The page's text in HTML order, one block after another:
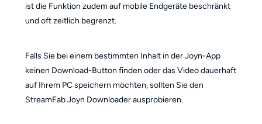
ist die Funktion zudem auf mobile Endgeräte beschränkt
und oft zeitlich begrenzt.
Falls Sie bei einem bestimmten Inhalt in der Joyn-App
keinen Download-Button finden oder das Video dauerhaft
auf Ihrem PC speichern möchten, sollten Sie den
StreamFab Joyn Downloader ausprobieren.